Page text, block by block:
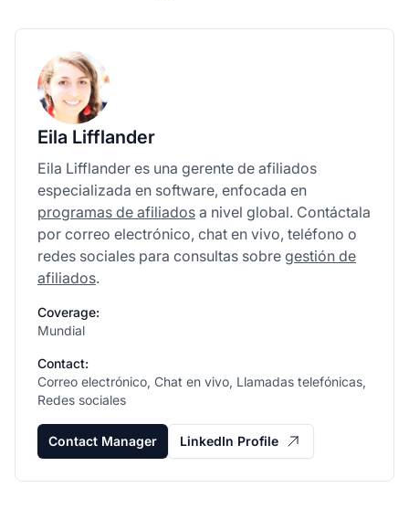
Eila Lifflander
Eila Lifflander es una gerente de afiliados
especializada en software, enfocada en
programas de afiliados a nivel global. Contáctala
por correo electrónico, chat en vivo, teléfono o
redes sociales para consultas sobre gestión de
afiliados.
Coverage:
Mundial
Contact:
Correo electrónico, Chat en vivo, Llamadas telefónicas,
Redes sociales
Contact Manager LinkedIn Profile